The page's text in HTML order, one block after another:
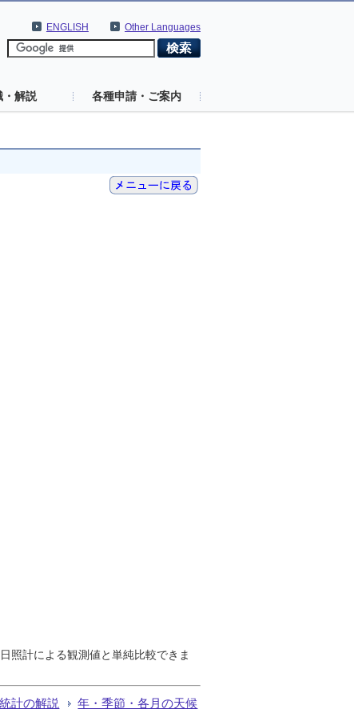
Other Languages
ENGLISH
・解説 各種申請・ご案内
照計による観測値と単純比較できま
計の解説 年・季節・各月の天候